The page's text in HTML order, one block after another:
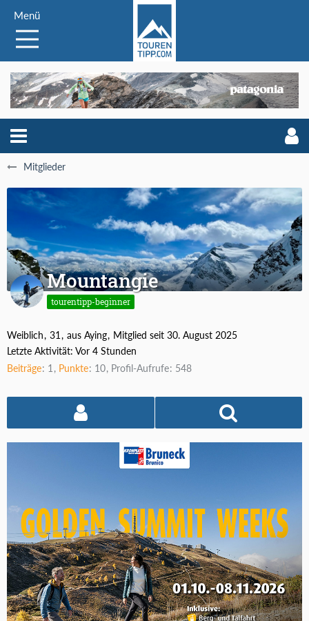
Menü
Mitglieder
Mountangie
tourentipp-beginner
Weiblich 31 aus Aying Mitglied seit 30. August 2025
Letzte Aktivität: Vor 4 Stunden
Beiträge 1 Punkte 10 Profil-Aufrufe 548